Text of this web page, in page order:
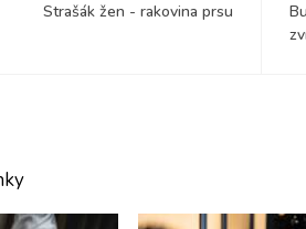
Strašák žen - rakovina prsu